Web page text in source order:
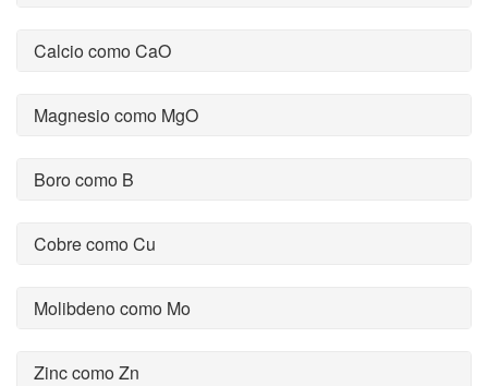
Calcio como CaO
Magnesio como MgO
Boro como B
Cobre como Cu
Molibdeno como Mo
Zinc como Zn